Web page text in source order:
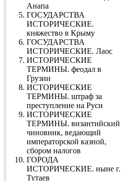
Анапа
ГОСУДАРСТВА
ИСТОРИЧЕСКИЕ.
княжество в Крыму
ГОСУДАРСТВА
ИСТОРИЧЕСКИЕ. Лаос
ИСТОРИЧЕСКИЕ
ТЕРМИНЫ. феодал в
Грузии
ИСТОРИЧЕСКИЕ
ТЕРМИНЫ. штраф за
преступление на Руси
ИСТОРИЧЕСКИЕ
ТЕРМИНЫ. византийский
чиновник, ведающий
императорской казной,
сбором налогов
ГОРОДА
ИСТОРИЧЕСКИЕ. ныне г.
Тутаев